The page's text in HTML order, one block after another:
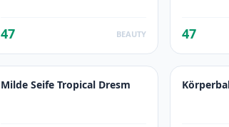
47 BEAUTY 47
Milde Seife Tropical Dresm